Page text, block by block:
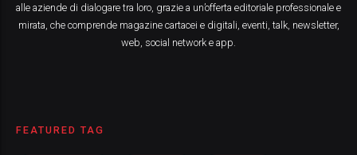
alle aziende di dialogare tra loro, grazie a un’offerta editoriale professionale e
mirata, che comprende magazine cartacei e digitali, eventi, talk, newsletter,
web, social network e app.
FEATURED TAG